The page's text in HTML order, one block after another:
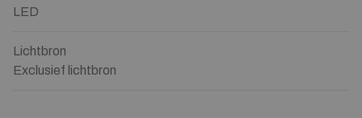
LED
Lichtbron
Exclusief lichtbron